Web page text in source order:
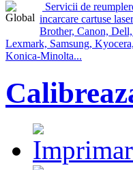
Servicii de
incarcare cartuse
Brother, Canon,
Lexmark, Samsung,
Konica-Minolta...